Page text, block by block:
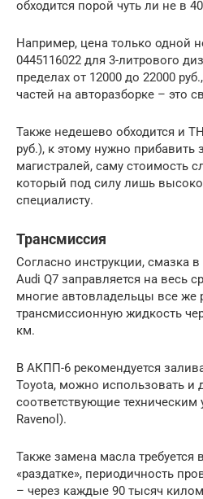
обходится порой чуть ли не в
Например, цена только одной
0445116022 для 3-литрового
пределах от 12000 до 22000
частей на авторазборке – это
Также недешево обходится и
руб.), к этому нужно прибавить
магистралей, саму стоимость
который под силу лишь
специалисту.
Трансмиссия
Согласно инструкции, смазка
Audi Q7 заправляется на весь
многие автовладельцы все же
трансмиссионную жидкость
км.
В АКПП-6 рекомендуется
Toyota, можно использовать и
соответствующие
Ravenol).
Также замена масла требуется
«раздатке», периодичность
– через каждые 90 тысяч